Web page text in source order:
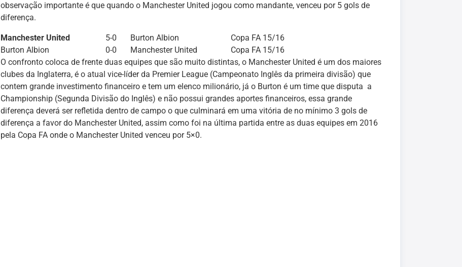
observação importante é que quando o Manchester United jogou como mandante, venceu por 5 gols de
diferença.
Manchester United 5-0 Burton Albion
Copa FA 15/16
Burton Albion
0-0 Manchester United
Copa FA 15/16
O confronto coloca de frente duas equipes que são muito distintas, o Manchester United é um dos maiores
clubes da Inglaterra, é o atual vice-líder da Premier League (Campeonato Inglês da primeira divisão) que
contem grande investimento financeiro e tem um elenco milionário, já o Burton é um time que disputa a
Championship (Segunda Divisão do Inglês) e não possui grandes aportes financeiros, essa grande
diferença deverá ser refletida dentro de campo o que culminará em uma vitória de no mínimo 3 gols de
diferença a favor do Manchester United, assim como foi na última partida entre as duas equipes em 2016
pela Copa FA onde o Manchester United venceu por 5×0.